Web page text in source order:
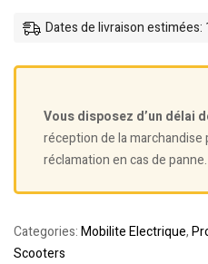
Dates de livraison
Vous disposez d’un délai
réception de la
réclamation en cas de panne.
Categories:Mobilite Electrique,
Scooters